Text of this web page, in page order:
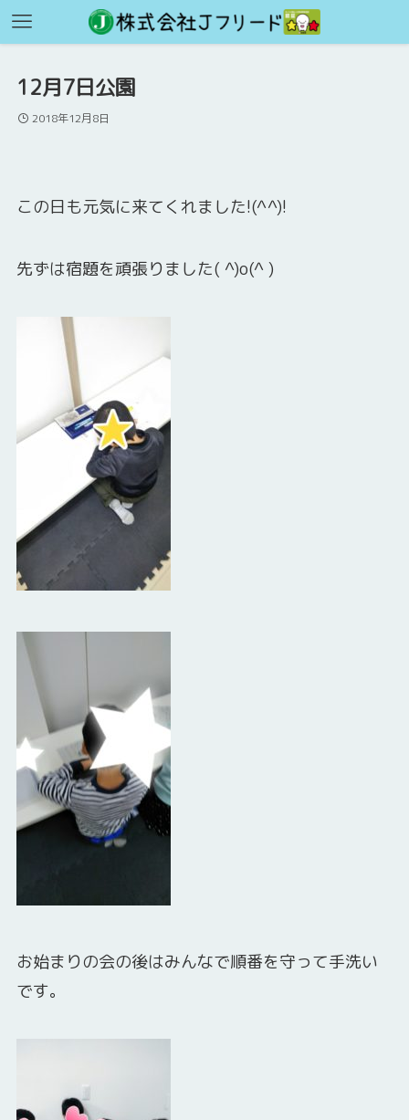
12月7日公園
2018年12月8日
この日も元気に来てくれました!(^^)!
先ずは宿題を頑張りました( ^)o(^ )
お始まりの会の後はみんなで順番を守って手洗い
です。